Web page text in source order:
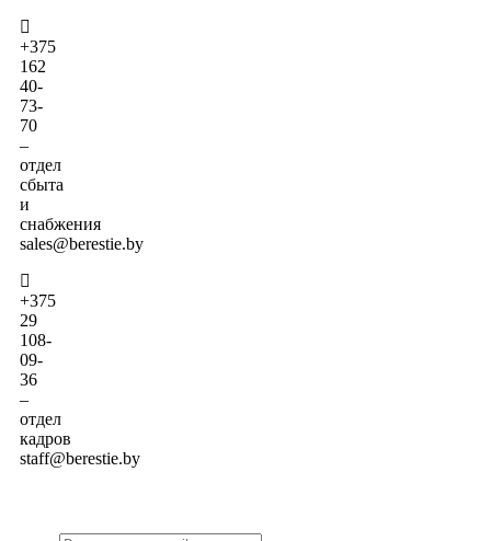
+375
162
40-
73-
70
–
отдел
сбыта
и
снабжения
sales@berestie.by
+375
29
108-
09-
36
–
отдел
кадров
staff@berestie.by